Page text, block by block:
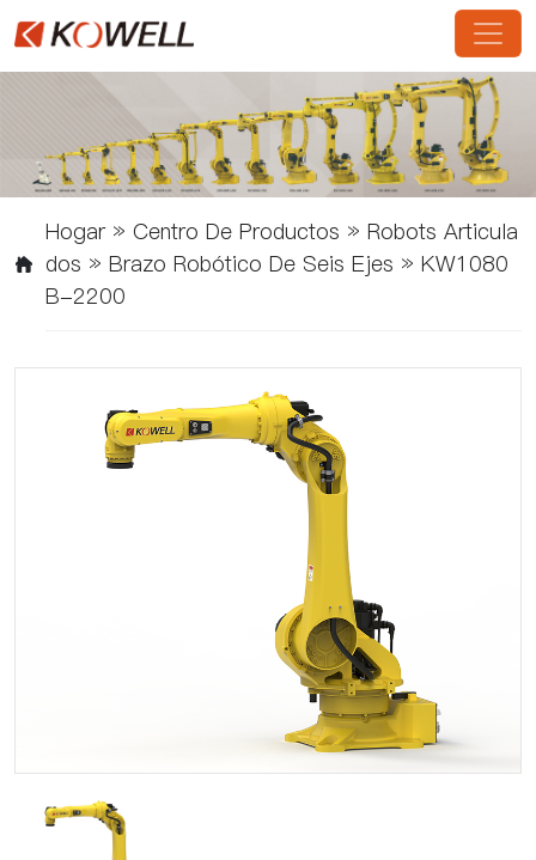
Hogar» Centro De Productos » Robots Articula
Dos » Brazo Robótico De Seis Ejes » KW1080
B-2200